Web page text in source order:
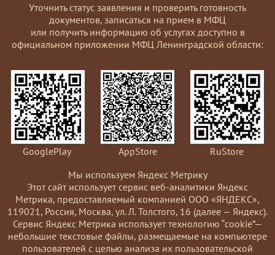
Уточнить статус заявления и проверить готовность
документов, записаться на прием в МФЦ
или получить информацию об услугах доступно в
официальном приложении МФЦ Ленинградской области:
GooglePlay AppStore
RuStore
Мы используем Яндекс Метрику
Этот сайт использует сервис веб-аналитики Яндекс
Метрика, предоставляемый компанией ООО «ЯНДЕКС»,
119021, Россия, Москва, ул. Л. Толстого, 16 (далее — Яндекс).
Сервис Яндекс Метрика использует технологию “cookie”—
небольшие текстовые файлы, размещаемые на компьютере
пользователей с целью анализа их пользовательской